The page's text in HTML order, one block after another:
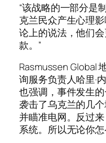
“该战略的一部分是
克兰民众产生心理
论上的说法，他们
款。”
Rasmussen Global
询服务负责人哈里·
也强调，事件发生
袭击了乌克兰的几
并瞄准电网。反过
系统。所以无论你